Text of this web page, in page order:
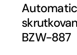
BZW-887